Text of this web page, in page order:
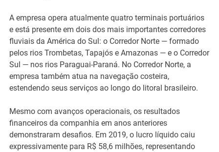
A empresa opera atualmente quatro terminais portuários
e está presente em dois dos mais importantes corredores
fluviais da América do Sul: o Corredor Norte — formado
pelos rios Trombetas, Tapajós e Amazonas — e o Corredor
Sul — nos rios Paraguai-Paraná. No Corredor Norte, a
empresa também atua na navegação costeira,
estendendo seus serviços ao longo do litoral brasileiro.
Mesmo com avanços operacionais, os resultados
financeiros da companhia em anos anteriores
demonstraram desafios. Em 2019, o lucro líquido caiu
expressivamente para R$ 58,6 milhões, representando